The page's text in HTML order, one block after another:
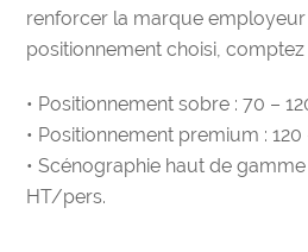
renforcer la marque employeur
positionnement choisi, comptez
• Positionnement sobre : 70 –
• Positionnement premium :
• Scénographie haut de
HT/pers.